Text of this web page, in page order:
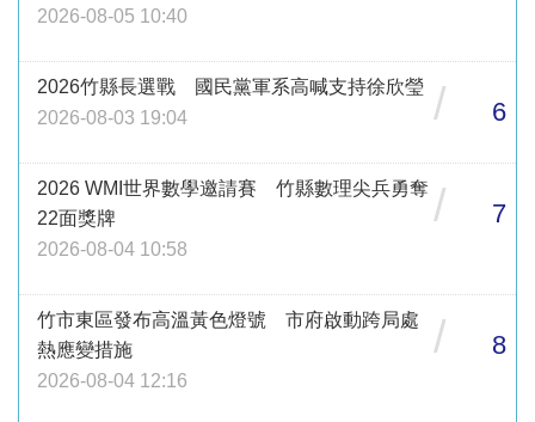
2026-08-05 10:40
2026竹縣長選戰 國民黨軍系高喊支持徐欣瑩
2026-08-03 19:04
/ 6
2026 WMI世界數學邀請賽 竹縣數理尖兵勇奪
22面獎牌
2026-08-04 10:58
/ 7
竹市東區發布高溫黃色燈號 市府啟動跨局處
熱應變措施
2026-08-04 12:16
/ 8